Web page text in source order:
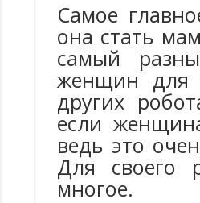
Самое
она стать
самый
женщин для
других
если
ведь это
Для своего
многое.